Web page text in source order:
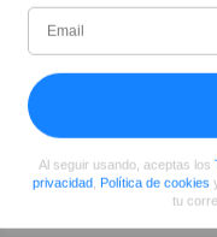
Desde
08/2017
Al seguir usando, aceptas los
privacidad, Política de cookies
tu